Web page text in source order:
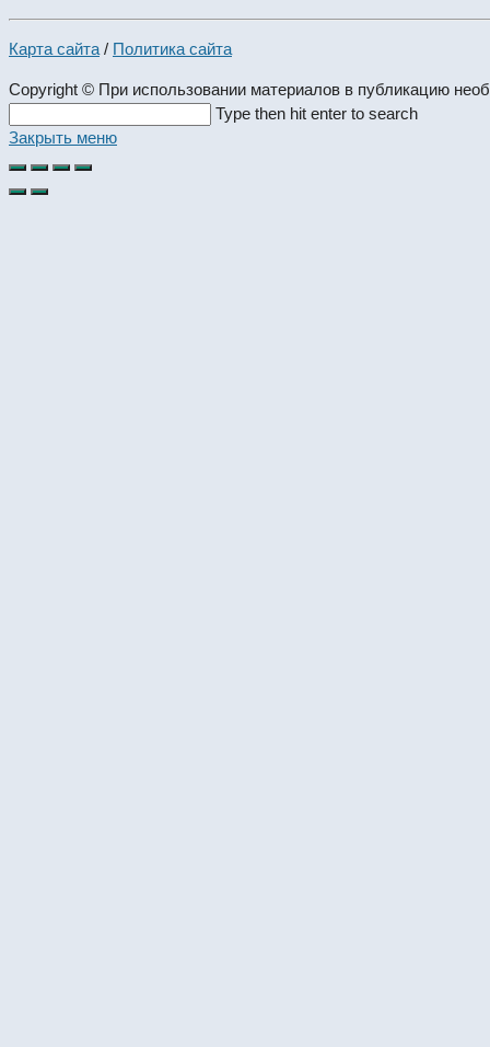
Карта сайта / Политика сайта
Copyright © При использовании материалов в публикацию
this
website
Type then hit enter to search
Закрыть меню